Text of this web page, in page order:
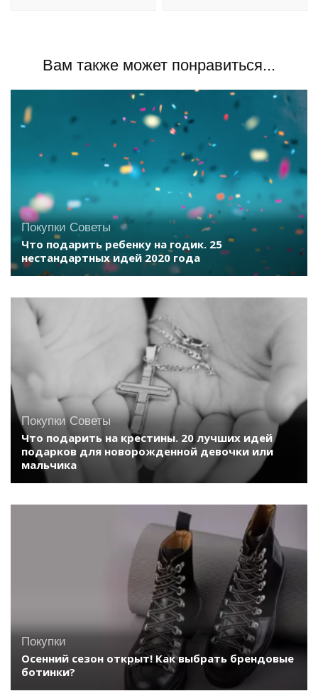
Вам также может понравиться...
Покупки Советы
Что подарить ребенку на годик. 25
нестандартных идей 2020 года
Покупки Советы
Что подарить на крестины. 20 лучших идей
подарков для новорожденной девочки или
мальчика
Покупки
Осенний сезон открыт! Как выбрать брендовые
ботинки?